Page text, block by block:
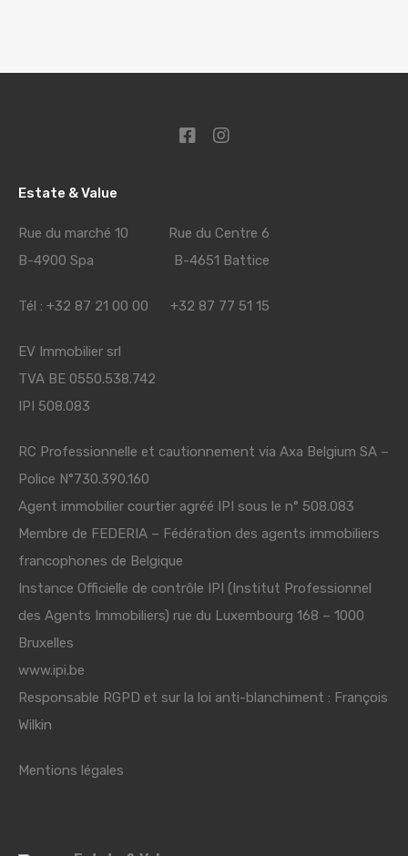
Estate & Value
Rue du marché 10 Rue du Centre 6
B-4900 Spa B-4651 Battice
Tél : +32 87 21 00 00 +32 87 77 51 15
EV Immobilier srl
TVA BE 0550.538.742
IPI 508.083
RC Professionnelle et cautionnement via Axa Belgium SA –
Police N°730.390.160
Agent immobilier courtier agréé IPI sous le n° 508.083
Membre de FEDERIA – Fédération des agents immobiliers
francophones de Belgique
Instance Officielle de contrôle IPI (Institut Professionnel
des Agents Immobiliers) rue du Luxembourg 168 – 1000
Bruxelles
www.ipi.be
Responsable RGPD et sur la loi anti-blanchiment : François
Wilkin
Mentions légales